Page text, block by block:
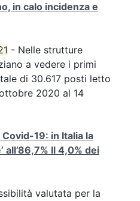
in calo incidenza e
- Nelle strutture
a vedere i primi
di 30.617 posti letto
2020 al 14
Covid-19: in Italia la
all’86,7% Il 4,0% dei
valutata per la